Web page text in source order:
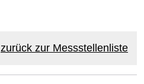
zurück zur Messstellenliste